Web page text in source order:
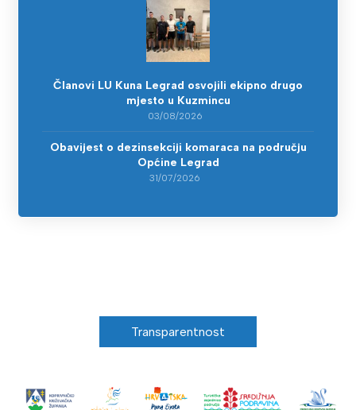
Članovi LU Kuna Legrad osvojili ekipno drugo
mjesto u Kuzmincu
03/08/2026
Obavijest o dezinsekciji komaraca na području
Općine Legrad
31/07/2026
Transparentnost